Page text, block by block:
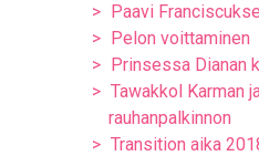
Paavi
Pelon voittaminen
Prinsessa Dianan
Tawakkol Karman
rauhanpalkinnon
Transition aika